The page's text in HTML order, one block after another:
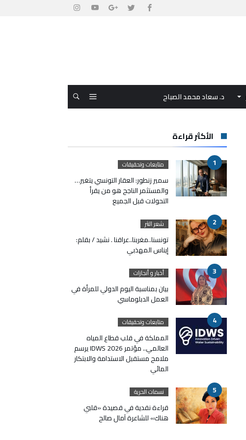
د. سعاد محمد الصباح
الأكثر قراءة
متابعات وتحقيقات
سمير زنطور: العقار التونسي يتغير…
والمستثمر الناجح هو من يقرأ
التحولات قبل الجميع
شعر النثر
تونسنا..مغربنا..عراقنا . نشيد / بقلم:
إيناس المهذبي
أخبار و أنجازات
بيان بمناسبة اليوم الدولي للمرأة في
العمل الدبلوماسي
متابعات وتحقيقات
المملكة في قلب قطاع المياه
العالمي.. مؤتمر IDWS 2026 يرسم
ملامح مستقبل الاستدامة والابتكار
المائي
نسمات الحرية
قراءة نقدية في قصيدة «قلبي
هناك» للشاعرة آمال صالح